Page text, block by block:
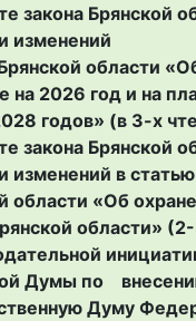
закона Брянской
изменений
области
на 2026 год и на
годов» (в 3-х
закона Брянской
изменений в
области «Об
области»
Думы по
Думу